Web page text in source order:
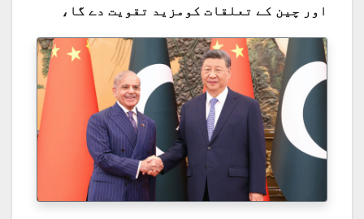
اور چین کے تعلقات کومزید تقویت دے گا،